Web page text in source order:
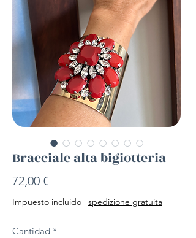
Bracciale alta bigiotteria
72,00 €Precio
Impuesto incluido | spedizione gratuita
Cantidad *